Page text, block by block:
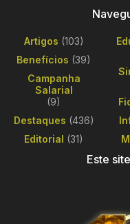
Artigos (103)
Benefícios (39)
Campanha
Salarial
(9)
Destaques (436)
Editorial (31)
Este